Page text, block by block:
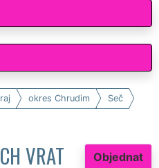
okres Chrudim Seč
Objednat
VRAT